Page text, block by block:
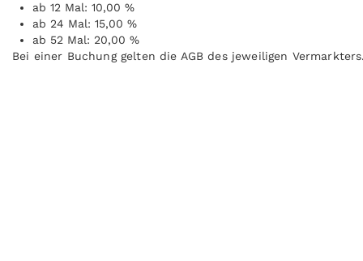
Anzeigenblätter, Leine-Deister-Zeitung kann ohne Internet
ab 12 Mal: 10,00 %
ab 24 Mal: 15,00 %
ab 52 Mal: 20,00 %
Bei einer Buchung gelten die AGB des jeweiligen